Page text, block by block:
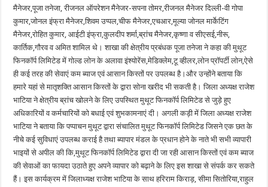
मैनेजर,पूजा तनेजा, रीजनल ऑपरेशन मैनेजर-सपना तोमर,रीजनल मैनेजर दिल्ली-वी गोपा
कुमार,जोनल इंफ्रा मैनेजर,शिवम उप्पल,चीफ मैनेजर,एचआर,मूल्या जोनल मार्केटिंग
मैनेजर,रोहित कुमार, आईटी इंफ्रा,कुलदीप शर्मा,ब्रांच मैनेजर,कृष्णा व सीएसई,नीरू,
कार्तिक,गौरव व अमित शामिल थे। शाखा की क्षेत्रीय प्रबंधक पूजा तनेजा ने कहा की मुथूट
फिनकॉर्प लिमिटेड में गोल्ड लोन के अलावा इंश्योरेंस,मेडिक्लेम,टू व्हीलर,लोन प्रॉपर्टी लोन,ऐसे
ही कई तरह की सेवाएं कम ब्याज एवं आसान किस्तों पर उपलब्ध है।और उन्होंने बताया कि
हमारे यहां से मातृशक्ति आसान किस्तों के द्वारा सोना खरीद भी सकती है। जिला अध्यक्ष राजेश
भाटिया ने क्षेत्रीय ब्रांच खोलने के लिए उपस्थित मुथूट फिनकॉर्प लिमिटेड से जुड़े हुए
अधिकारियों व कर्मचारियों को बधाई एवं शुभकामनाएं दी। अगली कड़ी में जिला अध्यक्ष राजेश
भाटिया ने बताया कि पप्पाचन मुथूट द्वारा संचालित मुथूट फिनकॉर्प लिमिटेड जिसने एक छत के
नीचे कई सुविधाएं उपलब्ध कराई है तथा ब्यापार मंडल के प्रधान होने के नाते भी सभी व्यापारी
भाइयों से अपील की कि,मुथूट फिनकॉर्प लिमिटेड द्वारा दी जा रही आसान किस्तों एवं कम ब्याज
की सेवाओं का फायदा उठाते हुए अपने व्यापार को बढ़ाने के लिए इस शाखा से संपर्क कर सकते
हैं। इस कार्यक्रम में जिलाध्यक्ष राजेश भाटिया के साथ हरिराम किराड़, सीमा सितोरिया,राहुल